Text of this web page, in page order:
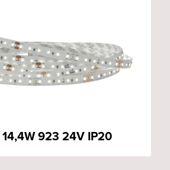
923 24V IP20